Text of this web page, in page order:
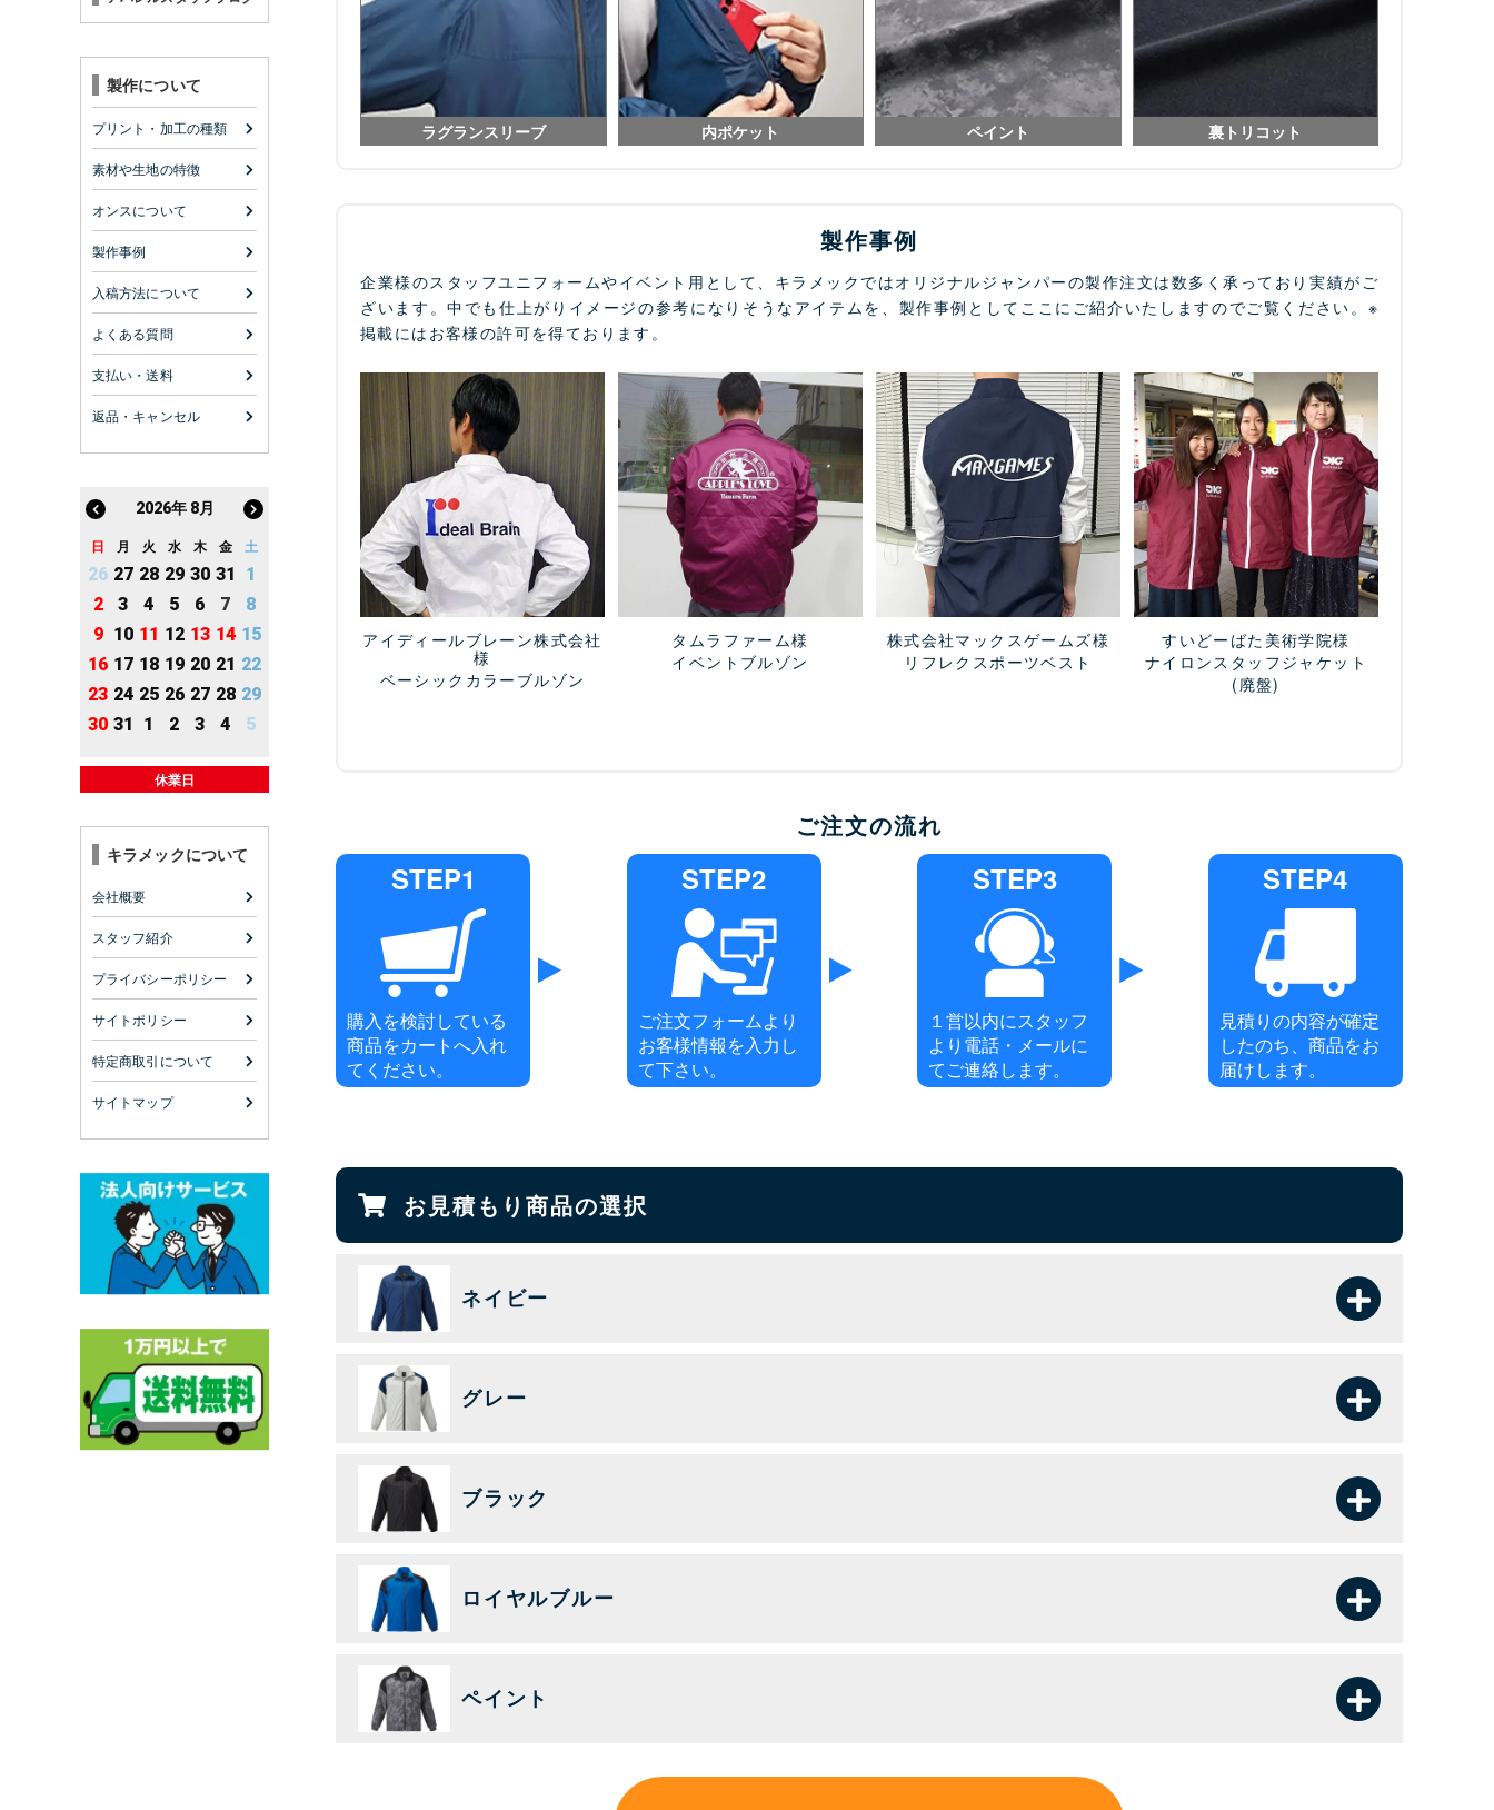
製作について
プリント・加工の種類
素材や生地の特徴
オンスについて
製作事例
入稿方法について
よくある質問
支払い・送料
返品・キャンセル
2026年 8月
日 月 火 水 木 金 土
26 27 28 29 30 31
1
2
3 4 5 6 7
8
9 10 11 12 13 14 15
16 17 18 19 20 21 22
23 24 25 26 27 28 29
30 31 1 2 3 4 5
休業日
キラメックについて
会社概要
スタッフ紹介
プライバシーポリシー
サイトポリシー
特定商取引について
サイトマップ
ラグランスリーブ 内ポケット ペイント 裏トリコット
製作事例
企業様のスタッフユニフォームやイベント用として、キラメックではオリジナルジャンパーの製作注文は数多く承っており実績がご
ざいます。中でも仕上がりイメージの参考になりそうなアイテムを、製作事例としてここにご紹介いたしますのでご覧ください。※
掲載にはお客様の許可を得ております。
アイディールブレーン株式会社
様
ベーシックカラーブルゾン
タムラファーム様
イベントブルゾン
株式会社マックスゲームズ様
リフレクスポーツベスト
すいどーばた美術学院様
ナイロンスタッフジャケット
(廃盤)
ご注文の流れ
STEP1
購入を検討している
商品をカートへ入れ
てください。
STEP2
ご注文フォームより
お客様情報を入力し
て下さい。
STEP3
１営以内にスタッフ
より電話・メールに
てご連絡します。
STEP4
見積りの内容が確定
したのち、商品をお
届けします。
お見積もり商品の選択
ネイビー
グレー
ブラック
ロイヤルブルー
ペイント